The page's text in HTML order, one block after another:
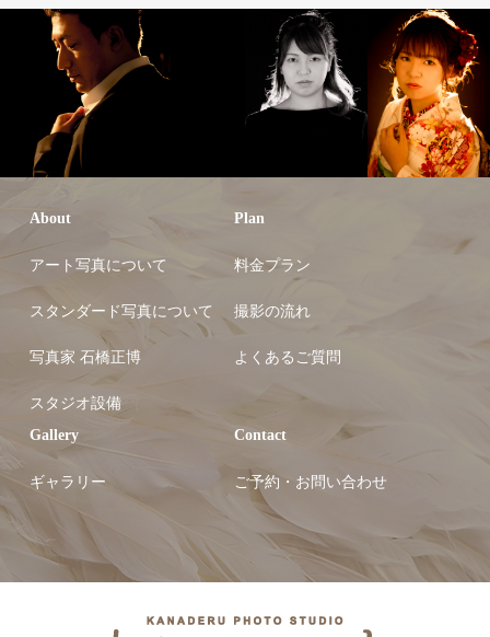
About
アート写真について
スタンダード写真について
写真家 石橋正博
スタジオ設備
Plan
料金プラン
撮影の流れ
よくあるご質問
Gallery
ギャラリー
Contact
ご予約・お問い合わせ